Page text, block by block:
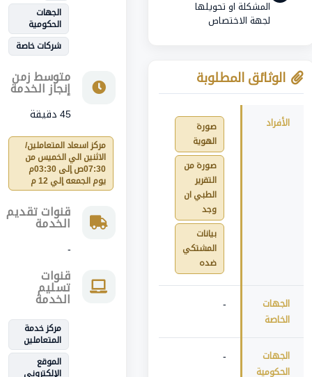
المشكلة او تحويلها
لجهة الاختصاص
الوثائق المطلوبة
الأفراد
صورة
الهوية
صورة من
التقرير
الطبي ان
وجد
بيانات
المشتكي
ضده
الجهات
الخاصة
-
الجهات
الحكومية
-
الجهات
الحكومية
شركات خاصة
متوسط زمن
إنجاز الخدمة
45 دقيقة
مركز اسعاد المتعاملين/
الاثنين الي الخميس من
07:30ص إلى 03:30م
يوم الجمعه إلي 12 م
قنوات تقديم
الخدمة
-
قنوات
تسليم
الخدمة
مركز خدمة
المتعاملين
الموقع
الإلكتروني